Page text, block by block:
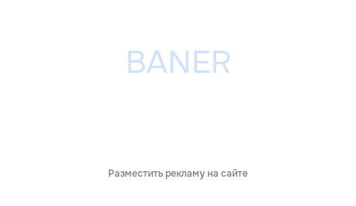
Разместить рекламу на сайте